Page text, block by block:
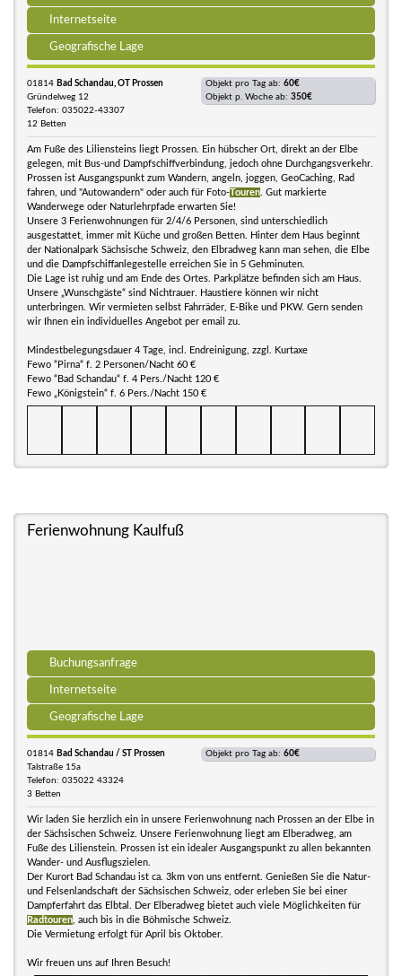
Internetseite
Geografische Lage
01814 Bad Schandau, OT Prossen
Gründelweg 12
Telefon: 035022-43307
12 Betten
Objekt pro Tag ab: 60€
Objekt p. Woche ab: 350€
Am Fuße des Liliensteins liegt Prossen. Ein hübscher Ort, direkt an der Elbe
gelegen, mit Bus-und Dampfschiffverbindung, jedoch ohne Durchgangsverkehr.
Prossen ist Ausgangspunkt zum Wandern, angeln, joggen, GeoCaching, Rad
fahren, und "Autowandern" oder auch für Foto-Touren . Gut markierte
Wanderwege oder Naturlehrpfade erwarten Sie!
Unsere 3 Ferienwohnungen für 2/4/6 Personen, sind unterschiedlich
ausgestattet, immer mit Küche und großen Betten. Hinter dem Haus beginnt
der Nationalpark Sächsische Schweiz, den Elbradweg kann man sehen, die Elbe
und die Dampfschiffanlegestelle erreichen Sie in 5 Gehminuten.
Die Lage ist ruhig und am Ende des Ortes. Parkplätze befinden sich am Haus.
Unsere „Wunschgäste“ sind Nichtrauer. Haustiere können wir nicht
unterbringen. Wir vermieten selbst Fahrräder, E-Bike und PKW. Gern senden
wir Ihnen ein individuelles Angebot per email zu.
Mindestbelegungsdauer 4 Tage, incl. Endreinigung, zzgl. Kurtaxe
Fewo “Pirna“ f. 2 Personen/Nacht 60 €
Fewo “Bad Schandau“ f. 4 Pers./Nacht 120 €
Fewo „Königstein“ f. 6 Pers./Nacht 150 €
Ferienwohnung Kaulfuß
Buchungsanfrage
Internetseite
Geografische Lage
01814 Bad Schandau / ST Prossen
Talstraße 15a
Telefon: 035022 43324
3 Betten
Objekt pro Tag ab: 60€
Wir laden Sie herzlich ein in unsere Ferienwohnung nach Prossen an der Elbe in
der Sächsischen Schweiz. Unsere Ferienwohnung liegt am Elberadweg, am
Fuße des Lilienstein. Prossen ist ein idealer Ausgangspunkt zu allen bekannten
Wander- und Ausflugszielen.
Der Kurort Bad Schandau ist ca. 3km von uns entfernt. Genießen Sie die Natur-
und Felsenlandschaft der Sächsischen Schweiz, oder erleben Sie bei einer
Dampferfahrt das Elbtal. Der Elberadweg bietet auch viele Möglichkeiten für
Radtouren , auch bis in die Böhmische Schweiz.
Die Vermietung erfolgt für April bis Oktober.
Wir freuen uns auf Ihren Besuch!